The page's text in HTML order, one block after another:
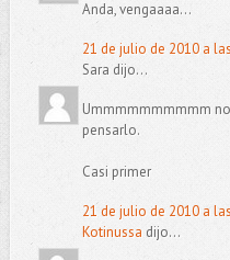
Anda, vengaaaa...
21 de julio de 2010 a
Sara dijo...
Ummmmmmmmmm
pensarlo.
Casi primer
21 de julio de 2010 a
Kotinussa dijo...